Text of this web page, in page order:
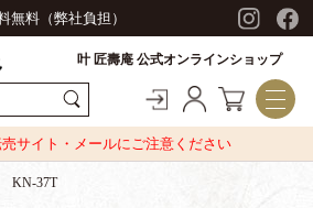
無料（弊社負担）
叶 匠壽庵 公式オンラインショップ
サイト・メールにご注意ください
KN-37T